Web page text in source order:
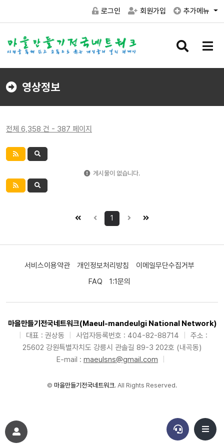
로그인 회원가입 추가메뉴
검
버
메
버
영상정보
전체 6,358 건 - 387 페이지
게시물이 없습니다.
1
서비스이용약관 개인정보처리방침
이메일무단수집거부
FAQ
1:1문의
마을만들기전국네트워크(Maeul-mandeulgi National Network)
대표 : 권상동 사업자등록번호 : 404-82-88714
주소 :
25602 강원특별자치도 강릉시 관솔길 89-3 202호 (내곡동)
E-mail : maeulsns@gmail.com
© 마을만들기전국네트워크. All Rights Reserved.